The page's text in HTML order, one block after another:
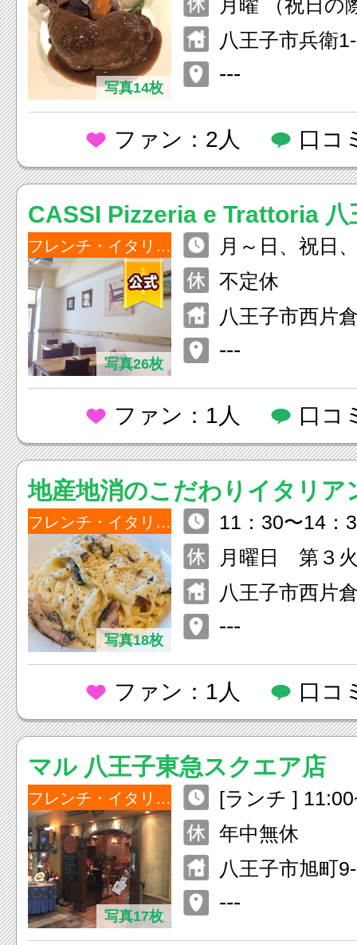
写真14枚
月曜 （祝日の
休）
八王子市兵衛
---
ファン：2人 口コ
CASSI Pizzeria e Trattoria 八
野
フレンチ・イタリアン
写真26枚
月～日、祝日
～21:00 （料
不定休
八王子市西片
---
ファン：1人 口コ
地産地消のこだわりイタリ
COLTA（コルタ）
フレンチ・イタリアン
写真18枚
11：30〜14：
5) 17:30〜22
月曜日 第３
月曜は営業、
八王子市西片倉
---
ファン：1人 口コ
マル 八王子東急スクエア店
フレンチ・イタリアン
写真17枚
[ランチ ]
年中無休
八王子市旭町
---